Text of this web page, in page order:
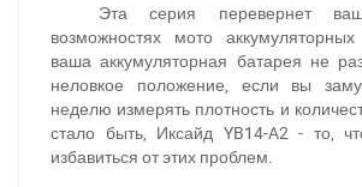
Эта серия перевернет
возможностях мото
ваша аккумуляторная батарея не
неловкое положение, если вы
неделю измерять плотность и
стало быть, Иксайд YB14-A2 - то,
избавиться от этих проблем.